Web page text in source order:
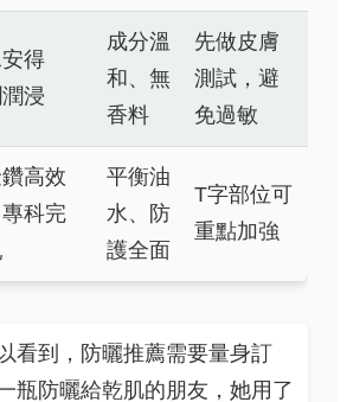
得
浸
成分溫
和、無
香料
先做皮膚
測試，避
免過敏
高效
科完
平衡油
水、防
護全面
T字部位可
重點加強
看到，防曬推薦需要量身訂
瓶防曬給乾肌的朋友，她用了